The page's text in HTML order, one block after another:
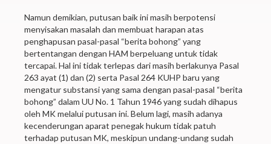
Namun demikian, putusan baik ini masih berpotensi
menyisakan masalah dan membuat harapan atas
penghapusan pasal-pasal “berita bohong” yang
bertentangan dengan HAM berpeluang untuk tidak
tercapai. Hal ini tidak terlepas dari masih berlakunya Pasal
263 ayat (1) dan (2) serta Pasal 264 KUHP baru yang
mengatur substansi yang sama dengan pasal-pasal “berita
bohong” dalam UU No. 1 Tahun 1946 yang sudah dihapus
oleh MK melalui putusan ini. Belum lagi, masih adanya
kecenderungan aparat penegak hukum tidak patuh
terhadap putusan MK, meskipun undang-undang sudah